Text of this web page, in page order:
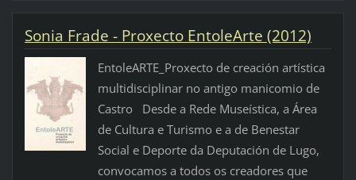
Sonia Frade - Proxecto EntoleArte (2012)
EntoleARTE_Proxecto de creación artística
multidisciplinar no antigo manicomio de
Castro Desde a Rede Museística, a Área
de Cultura e Turismo e a de Benestar
Social e Deporte da Deputación de Lugo,
convocamos a todos os creadores que